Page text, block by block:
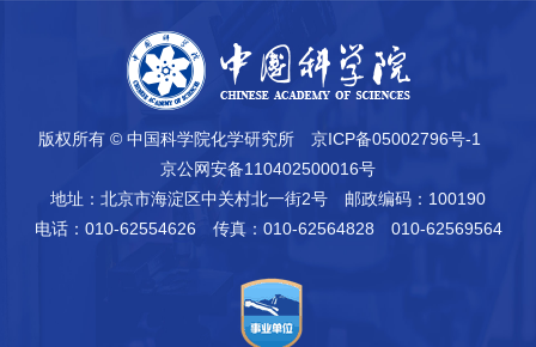
版权所有 © 中国科学院化学研究所
京ICP备05002796号-1
京公网安备110402500016号
地址：北京市海淀区中关村北一街2号
邮政编码：100190
电话：010-62554626
传真：010-62564828 010-62569564